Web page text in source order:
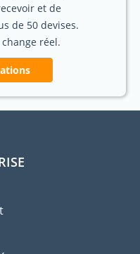
et de
de 50 devises.
réel.